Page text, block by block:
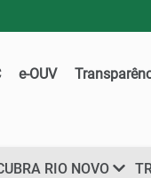
e-OUV
RIO NOVO